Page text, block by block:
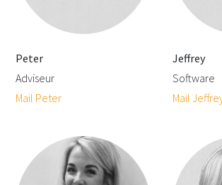
Peter
Adviseur
Mail Peter
Jeffrey
Software
Mail